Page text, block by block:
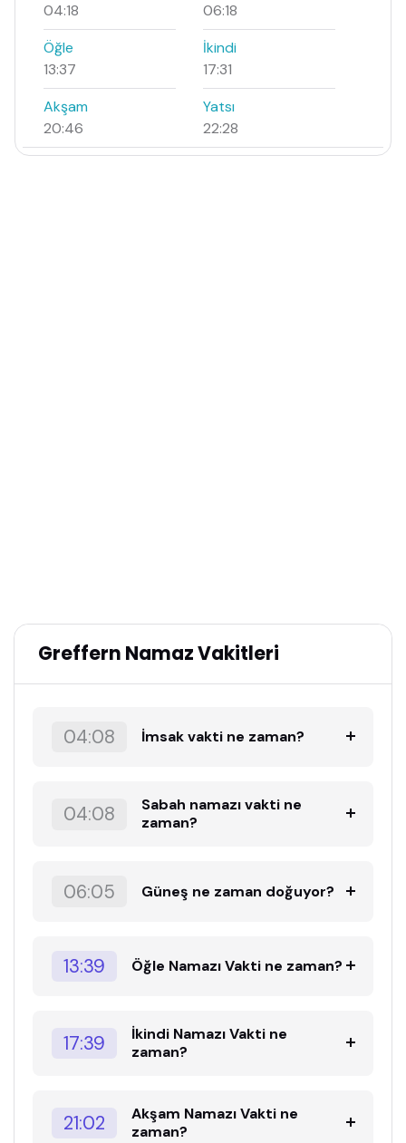
04:18
06:18
Öğle
13:37
İkindi
17:31
Akşam
20:46
Yatsı
22:28
Greffern Namaz Vakitleri
04:08 İmsak vakti ne zaman?
04:08
Sabah namazı vakti ne
zaman?
06:05 Güneş ne zaman doğuyor?
13:39 Öğle Namazı Vakti ne zaman?
17:39
İkindi Namazı Vakti ne
zaman?
21:02
Akşam Namazı Vakti ne
zaman?